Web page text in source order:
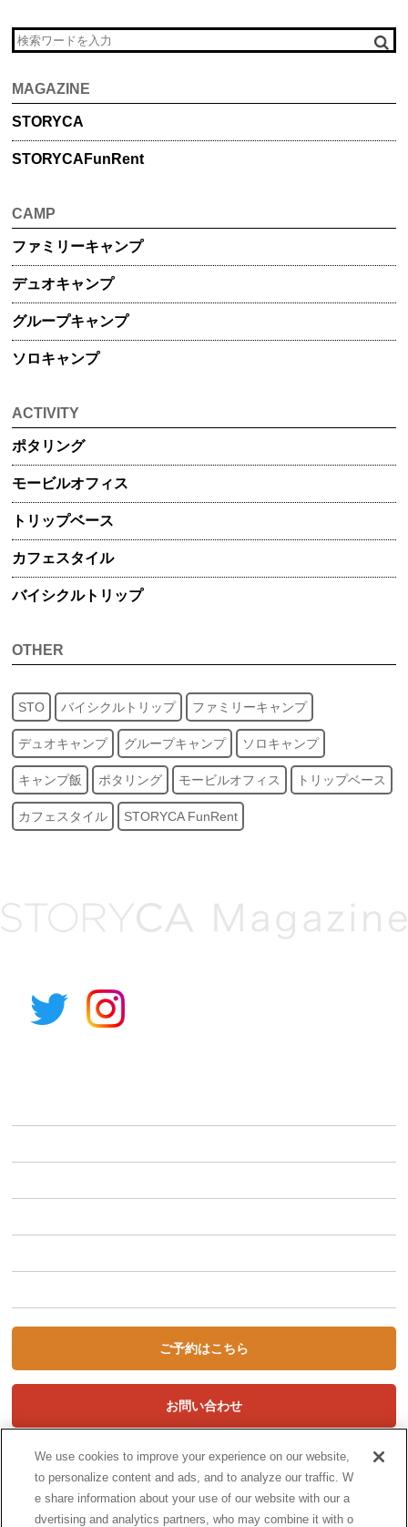
MAGAZINE
STORYCA
STORYCA FunRent
CAMP
ファミリーキャンプ
デュオキャンプ
グループキャンプ
ソロキャンプ
ACTIVITY
ポタリング
モービルオフィス
トリップベース
カフェスタイル
バイシクルトリップ
OTHER
STO バイシクルトリップ ファミリーキャンプ
デュオキャンプ グループキャンプ ソロキャンプ
キャンプ飯 ポタリング モービルオフィス トリップベース
カフェスタイル STORYCA FunRent
ご予約はこちら
お問い合わせ
We use cookies to improve your experience on our website,
to personalize content and ads, and to analyze our traffic. W
e share information about your use of our website with our a
dvertising and analytics partners, who may combine it with o